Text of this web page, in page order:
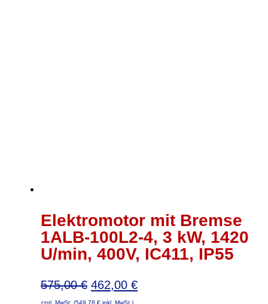
Elektromotor mit Bremse
1ALB-100L2-4, 3 kW, 1420
U/min, 400V, IC411, IP55
575,00€ Ursprünglicher
Preis
462,00 €Aktueller
zzgl. MwSt. (549,78 € inkl. MwSt.)